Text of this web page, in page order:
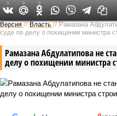
Версия на
Версия //Власть //Рамазана
суде по делу о похищении министра
Рамазана Абдулатипова не
делу о похищении министра
0 0 0